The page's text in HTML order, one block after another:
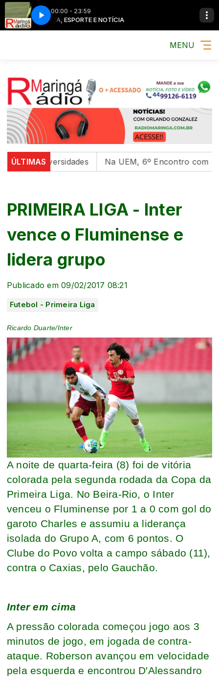
00:00 - 23:59
MÚSICA, ESPORTE E NOTÍCIA MÚSICA,
MENU
ÚLTIMAS
universidades Na UEM, 6º Encontro com as
PRIMEIRA LIGA - Inter
vence o Fluminense e
lidera grupo
Publicado em 09/02/2017 08:21
Futebol - Primeira Liga
Ricardo Duarte/Inter
A noite de quarta-feira (8) foi de vitória
colorada pela segunda rodada da Copa da
Primeira Liga. No Beira-Rio, o Inter
venceu o Fluminense por 1 a 0 com gol do
garoto Charles e assumiu a liderança
isolada do Grupo A, com 6 pontos. O
Clube do Povo volta a campo sábado (11),
contra o Caxias, pelo Gauchão.
Inter em cima
A pressão colorada começou jogo aos 3
minutos de jogo, em jogada de contra-
ataque. Roberson avançou em velocidade
pela esquerda e encontrou D'Alessandro